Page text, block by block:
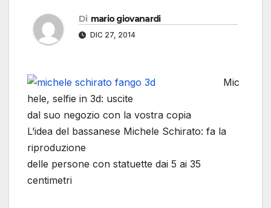
Di mario giovanardi
DIC 27, 2014
Mic
hele, selfie in 3d: uscite
dal suo negozio con la vostra copia
L’idea del bassanese Michele Schirato: fa la
riproduzione
delle persone con statuette dai 5 ai 35
centimetri